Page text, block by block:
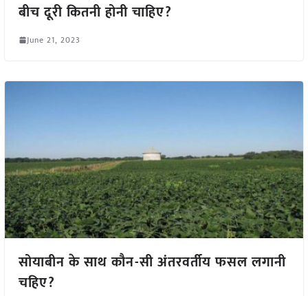
बीच दूरी कितनी होनी चाहिए?
June 21, 2023
सोयाबीन के साथ कौन-सी अंतरवर्तीय फसल लगानी
चहिए?